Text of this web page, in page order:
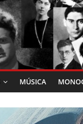
MÚSICA